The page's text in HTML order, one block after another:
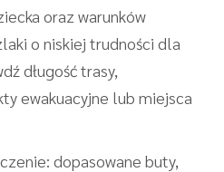
oraz warunków
o niskiej trudności dla
długość trasy,
ewakuacyjne lub miejsca
dopasowane buty,